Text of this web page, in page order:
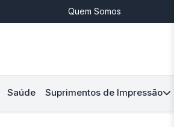
Quem Somos
Saúde Suprimentos de Impressão